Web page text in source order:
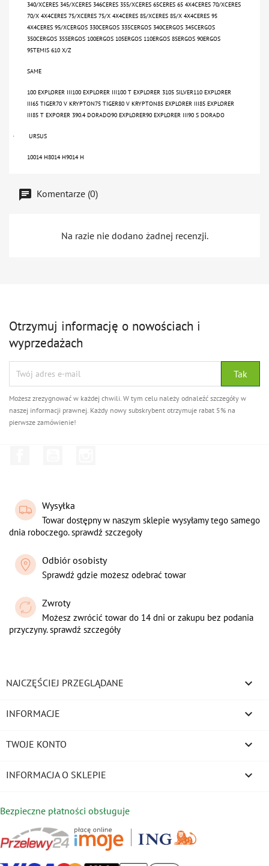
340/XCERES 345/XCERES 346CERES 355/XCERES 65CERES 65 4X4CERES 70/XCERES
70/X 4X4CERES 75/XCERES 75/X 4X4CERES 85/XCERES 85/X 4X4CERES 95
4X4CERES 95/XCERGOS 330CERGOS 335CERGOS 340CERGOS 345CERGOS
350CERGOS 355ERGOS 100ERGOS 105ERGOS 110ERGOS 85ERGOS 90ERGOS
95TEMIS 610 X/Z
SAME
100 EXPLORER III100 EXPLORER III100 T EXPLORER 3105 SILVER110 EXPLORER
III65 TIGER70 V KRYPTON75 TIGER80 V KRYPTON85 EXPLORER III85 EXPLORER
III85 T EXPORER 390.4 DORADO90 EXPLORER90 EXPLORER III90 S DORADO
· URSUS
10014 H8014 H9014 H
Komentarze (0)
Na razie nie dodano żadnej recenzji.
Otrzymuj informację o nowościach i
wyprzedażach
Możesz zrezygnować w każdej chwili. W tym celu należy odnaleźć szczegóły w
naszej informacji prawnej. Każdy nowy subskrybent otrzymuje rabat 5% na
pierwsze zamówienie!
Wysyłka
Towar dostępny w naszym sklepie wysyłamy tego samego
dnia roboczego. sprawdź szczegoły
Odbiór osobisty
Sprawdź gdzie możesz odebrać towar
Zwroty
Możesz zwrócić towar do 14 dni or zakupu bez podania
przyczyny. sprawdź szczegóły
NAJCZĘŚCIEJ PRZEGLĄDANE 
INFORMACJE 
TWOJE KONTO 
INFORMACJA O SKLEPIE keyboard_arrow_down
Bezpieczne płatności obsługuje